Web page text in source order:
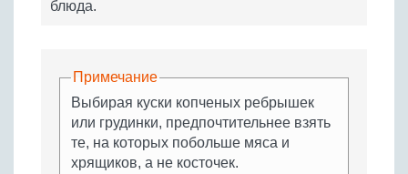
блюда.
Примечание
Выбирая куски копченых ребрышек
или грудинки, предпочтительнее взять
те, на которых побольше мяса и
хрящиков, а не косточек.